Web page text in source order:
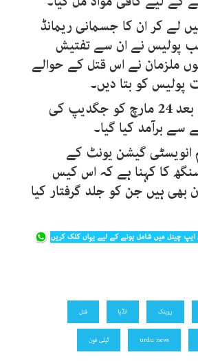
لے کر ان کا جسمانی ریمانڈ
پولیس نے ان سے تفتیش
ملزمان نے اس قتل کے حوالے
پولیس کو بتا دیں۔
قتل کے تین ماہ بعد 24 مارچ کو جگدیپ کی
برآمد کیا گیا۔
انویسٹی گیشن یونٹ کے
کا کہنا ہے کہ اس کیس
بھی ہیں جن کو جلد گرفتار کیا
روہتک انڈیا قتل
urdu news ٹیلی فون